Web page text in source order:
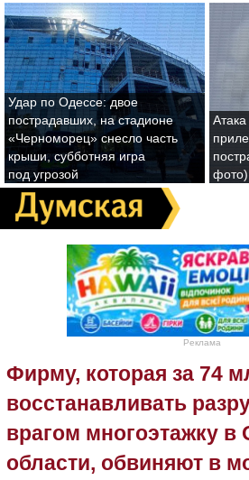
Удар по Одессе: двое
пострадавших, на стадионе
«Черноморец» снесло часть
крыши, субботняя игра
под угрозой
фото)
Реклама
Фирму, которая за 74
восстанавливать
врагом многоэтажку в
области, обвиняют в